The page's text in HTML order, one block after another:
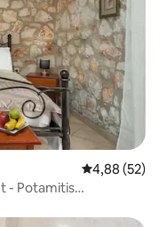
Gemiddelde
4,88 (52)
- Potamitis